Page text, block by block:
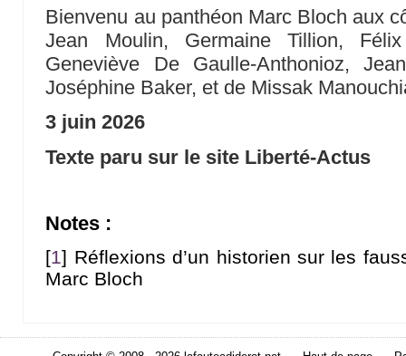
Bienvenu au panthéon Marc Bloch aux
Jean Moulin, Germaine Tillion,
Geneviève De Gaulle-Anthonioz,
Joséphine Baker, et de Missak
3 juin 2026
Texte paru sur le site Liberté-Actus
Notes :
[1] Réflexions d’un historien sur les
Marc Bloch